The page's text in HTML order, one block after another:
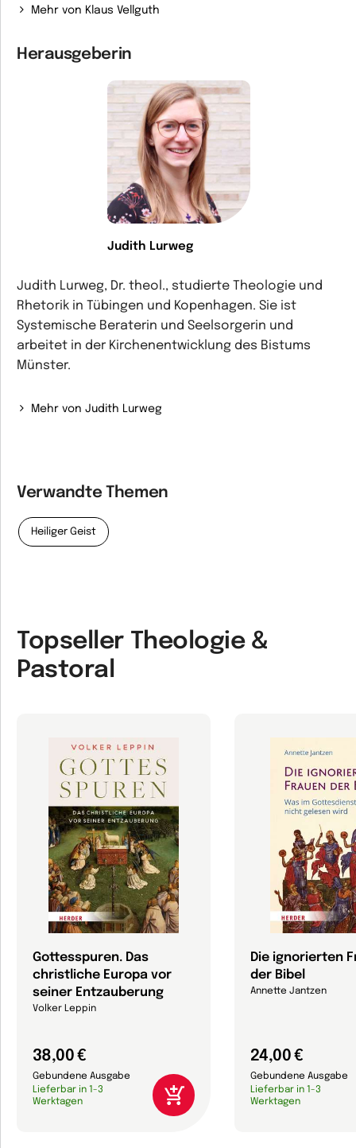
Mehr von Klaus Vellguth
Herausgeberin
Judith Lurweg
Judith Lurweg, Dr. theol., studierte Theologie und
Rhetorik in Tübingen und Kopenhagen. Sie ist
Systemische Beraterin und Seelsorgerin und
arbeitet in der Kirchenentwicklung des Bistums
Münster.
Mehr von Judith Lurweg
Verwandte Themen
Heiliger Geist
Topseller Theologie &
Pastoral
Gottesspuren. Das
christliche Europa vor
seiner Entzauberung
Volker Leppin
38,00 €
Gebundene Ausgabe
Lieferbar in 1-3
Werktagen
Die ignorierten
der Bibel
Annette Jantzen
24,00 €
Gebundene Ausgabe
Lieferbar in 1-3
Werktagen